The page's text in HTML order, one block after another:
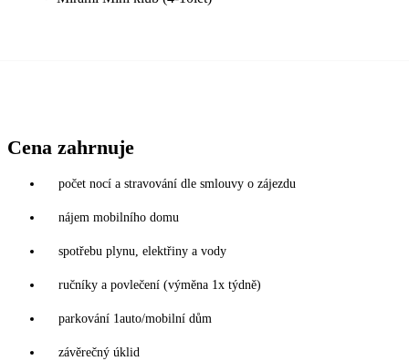
Cena zahrnuje
počet nocí a stravování dle smlouvy o zájezdu
nájem mobilního domu
spotřebu plynu, elektřiny a vody
ručníky a povlečení (výměna 1x týdně)
parkování 1auto/mobilní dům
závěrečný úklid